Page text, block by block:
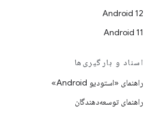
Android 12
Android 11
اسناد و بارگیری‌ها
راهنمای «استودیو Android»
راهنمای توسعه‌دهندگان